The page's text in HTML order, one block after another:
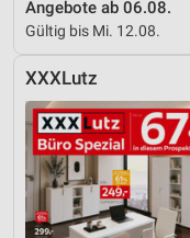
Angebote ab 06.08.
Gültig bis Mi. 12.08.
XXXLutz
Kombinationen von
Quellen
Entwicklung und
Verwendung
Inhalten
IAB-Besonderheiten:
Verwendung